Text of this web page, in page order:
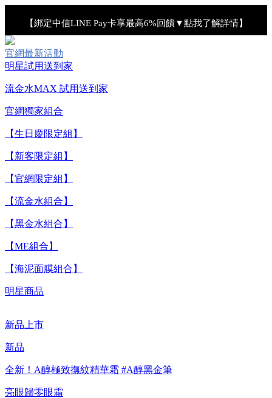
【重要公告】IPSA 無法驗證非官方通路銷售之品牌商品的真實
性，也無法協助此類商品的售後服務
【全新流金水MAX 百元試用送到家！再享回購金】▼點我立
【8/4-8/9 單筆消費滿$3,000現折$300】
【重要公告】IPSA 無法驗證非官方通路銷售之品牌商品的真實
官網最新活動
明星試用送到家
流金水MAX 試用送到家
官網獨家組合
【生日慶限定組】
【新客限定組】
【官網限定組】
【流金水組合】
【黑金水組合】
【ME組合】
【海泥面膜組合】
明星商品
新品上市
新品
全新！A醇極致撫紋精華霜 #A醇黑金筆
亮眼歸零眼霜